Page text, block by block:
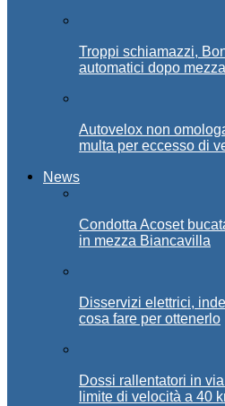
Troppi schiamazzi,
automatici dopo
Autovelox non
multa per eccesso di
News
Condotta Acoset
in mezza Biancavilla
Disservizi elettrici,
cosa fare per ottenerlo
Dossi rallentatori in
limite di velocità a 40